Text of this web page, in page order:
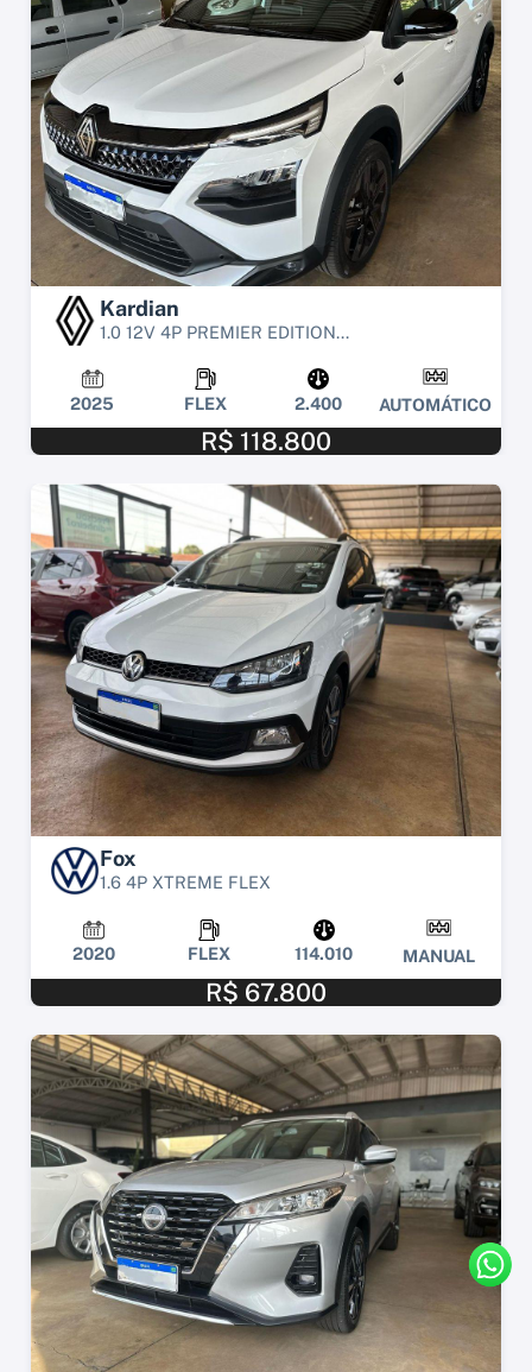
Kardian
1.0 12V 4P PREMIER EDITION...
2025 FLEX 2.400 AUTOMÁTICO
R$ 118.800
Fox
1.6 4P XTREME FLEX
2020 FLEX 114.010 MANUAL
R$ 67.800